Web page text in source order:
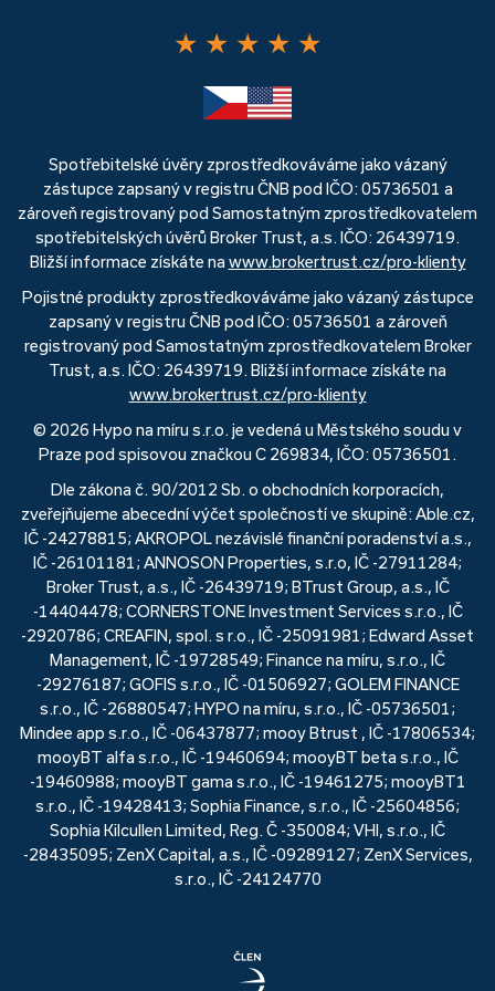
★ ★ ★ ★ ★
Spotřebitelské úvěry zprostředkováváme jako vázaný
zástupce zapsaný v registru ČNB pod IČO: 05736501 a
zároveň registrovaný pod Samostatným zprostředkovatelem
spotřebitelských úvěrů Broker Trust, a.s. IČO: 26439719.
Bližší informace získáte na www.brokertrust.cz/pro-klienty
Pojistné produkty zprostředkováváme jako vázaný zástupce
zapsaný v registru ČNB pod IČO: 05736501 a zároveň
registrovaný pod Samostatným zprostředkovatelem Broker
Trust, a.s. IČO: 26439719. Bližší informace získáte na
www.brokertrust.cz/pro-klienty
© 2026 Hypo na míru s.r.o. je vedená u Městského soudu v
Praze pod spisovou značkou C 269834, IČO: 05736501.
Dle zákona č. 90/2012 Sb. o obchodních korporacích,
zveřejňujeme abecední výčet společností ve skupině: Able.cz,
IČ -24278815; AKROPOL nezávislé finanční poradenství a.s.,
IČ -26101181; ANNOSON Properties, s.r.o, IČ -27911284;
Broker Trust, a.s., IČ -26439719; BTrust Group, a.s., IČ
-14404478; CORNERSTONE Investment Services s.r.o., IČ
-2920786; CREAFIN, spol. s r.o., IČ -25091981; Edward Asset
Management, IČ -19728549; Finance na míru, s.r.o., IČ
-29276187; GOFIS s.r.o., IČ -01506927; GOLEM FINANCE
s.r.o., IČ -26880547; HYPO na míru, s.r.o., IČ -05736501;
Mindee app s.r.o., IČ -06437877; mooy Btrust , IČ -17806534;
mooyBT alfa s.r.o., IČ -19460694; mooyBT beta s.r.o., IČ
-19460988; mooyBT gama s.r.o., IČ -19461275; mooyBT1
s.r.o., IČ -19428413; Sophia Finance, s.r.o., IČ -25604856;
Sophia Kilcullen Limited, Reg. Č -350084; VHI, s.r.o., IČ
-28435095; ZenX Capital, a.s., IČ -09289127; ZenX Services,
s.r.o., IČ -24124770